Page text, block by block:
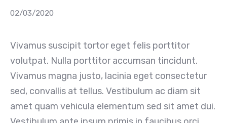
02/03/2020
Vivamus suscipit tortor eget felis porttitor
volutpat. Nulla porttitor accumsan tincidunt.
Vivamus magna justo, lacinia eget consectetur
sed, convallis at tellus. Vestibulum ac diam sit
amet quam vehicula elementum sed sit amet dui.